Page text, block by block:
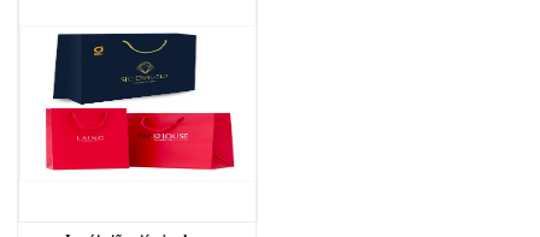
Sample hanger, Bảng treo mẫu vải